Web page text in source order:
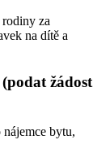
za
na dítě a
žádost
bytu,